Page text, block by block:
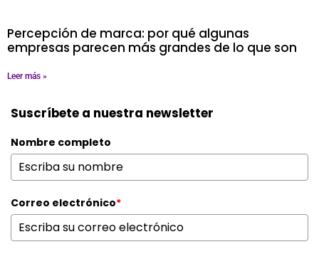
Percepción de marca: por qué algunas
empresas parecen más grandes de lo que son
Leer más »
Suscríbete a nuestra newsletter
Nombre completo
Correo electrónico*